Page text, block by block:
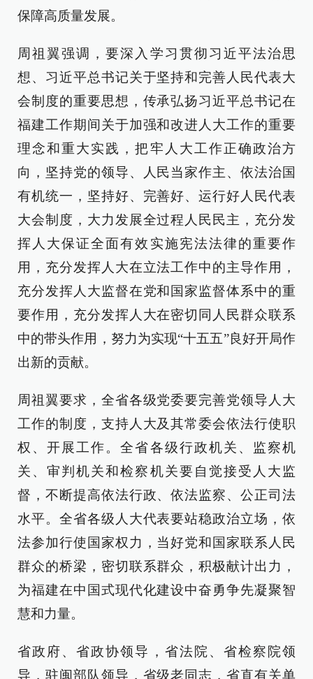
保障高质量发展。
周祖翼强调，要深入学习贯彻习近平法治思
想、习近平总书记关于坚持和完善人民代表大
会制度的重要思想，传承弘扬习近平总书记在
福建工作期间关于加强和改进人大工作的重要
理念和重大实践，把牢人大工作正确政治方
向，坚持党的领导、人民当家作主、依法治国
有机统一，坚持好、完善好、运行好人民代表
大会制度，大力发展全过程人民民主，充分发
挥人大保证全面有效实施宪法法律的重要作
用，充分发挥人大在立法工作中的主导作用，
充分发挥人大监督在党和国家监督体系中的重
要作用，充分发挥人大在密切同人民群众联系
中的带头作用，努力为实现“十五五”良好开局作
出新的贡献。
周祖翼要求，全省各级党委要完善党领导人大
工作的制度，支持人大及其常委会依法行使职
权、开展工作。全省各级行政机关、监察机
关、审判机关和检察机关要自觉接受人大监
督，不断提高依法行政、依法监察、公正司法
水平。全省各级人大代表要站稳政治立场，依
法参加行使国家权力，当好党和国家联系人民
群众的桥梁，密切联系群众，积极献计出力，
为福建在中国式现代化建设中奋勇争先凝聚智
慧和力量。
省政府、省政协领导，省法院、省检察院领
导，驻闽部队领导，省级老同志，省直有关单